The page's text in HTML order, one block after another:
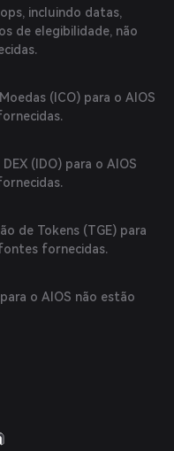
incluindo datas,
de elegibilidade, não
(ICO) para o AIOS
(IDO) para o AIOS
de Tokens (TGE) para
fornecidas.
o AIOS não estão